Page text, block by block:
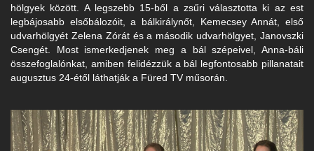
hölgyek között. A legszebb 15-ből a zsűri választotta ki az est
legbájosabb elsőbálozóit, a bálkirálynőt, Kemecsey Annát, első
udvarhölgyét Zelena Zórát és a második udvarhölgyet, Janovszki
Csengét. Most ismerkedjenek meg a bál szépeivel, Anna-báli
összefoglalónkat, amiben felidézzük a bál legfontosabb pillanatait
augusztus 24-étől láthatják a Füred TV műsorán.